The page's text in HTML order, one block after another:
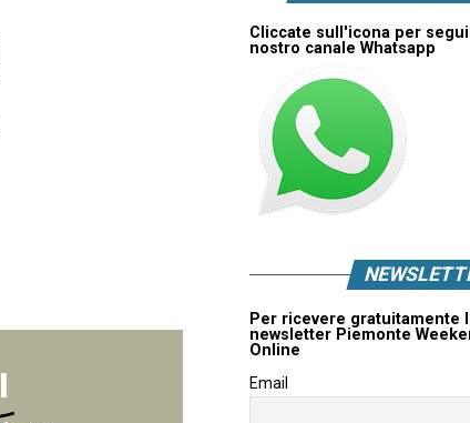
Cliccate sull'icona per
nostro canale Whatsapp
Per ricevere gratuitamente
newsletter Piemonte
Online
Email